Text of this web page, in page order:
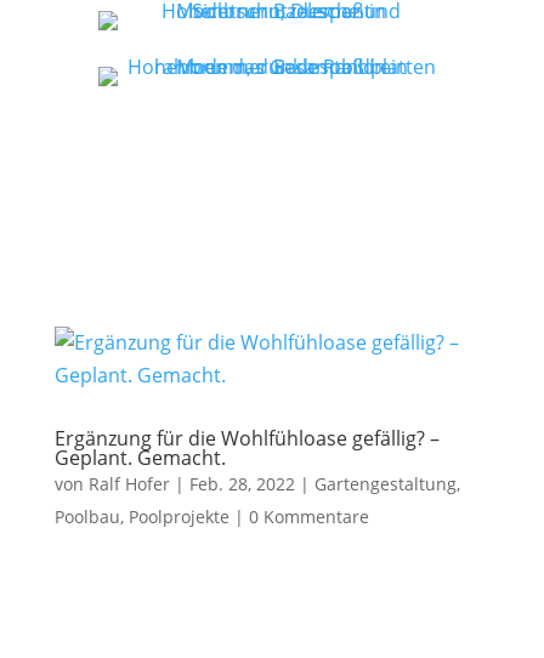
Ergänzung für die Wohlfühloase gefällig? –
Geplant. Gemacht.
von Ralf Hofer| Feb. 28, 2022| Gartengestaltung,
Poolbau, Poolprojekte | 0 Kommentare